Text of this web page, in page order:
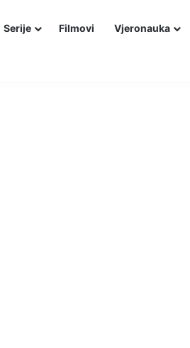
Serije Filmovi Vjeronauka